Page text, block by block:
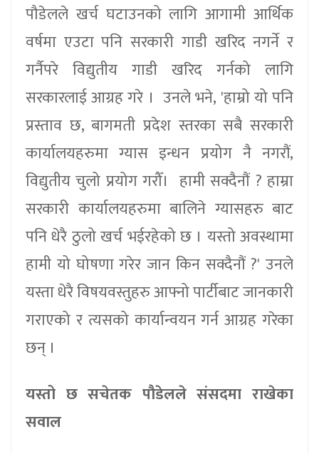
पौडेलले खर्च घटाउनको लागि आगामी आर्थिक
वर्षमा एउटा पनि सरकारी गाडी खरिद नगर्ने र
गर्नैपरे विद्युतीय गाडी खरिद गर्नको लागि
सरकारलाई आग्रह गरे । उनले भने, 'हाम्रो यो पनि
प्रस्ताव छ, बागमती प्रदेश स्तरका सबै सरकारी
कार्यालयहरुमा ग्यास इन्धन प्रयोग नै नगरौं,
विद्युतीय चुलो प्रयोग गरौँ। हामी सक्दैनौं ? हाम्रा
सरकारी कार्यालयहरुमा बालिने ग्यासहरु बाट
पनि धेरै ठुलो खर्च भईरहेको छ । यस्तो अवस्थामा
हामी यो घोषणा गरेर जान किन सक्दैनौं ?' उनले
यस्ता धेरै विषयवस्तुहरु आफ्नो पार्टीबाट जानकारी
गराएको र त्यसको कार्यान्वयन गर्न आग्रह गरेका
छन् ।
यस्तो छ सचेतक पौडेलले संसदमा राखेका
सवाल